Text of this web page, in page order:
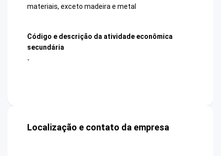
materiais, exceto madeira e metal
Código e descrição da atividade econômica
secundária
-
Localização e contato da empresa